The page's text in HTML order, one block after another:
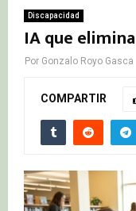
Discapacidad
IA que
Por Gonzalo Royo Gasca
COMPARTIR